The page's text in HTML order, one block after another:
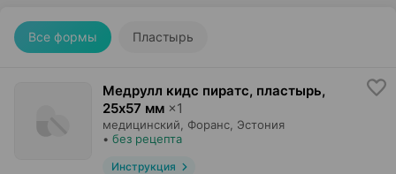
Все формы Пластырь
Медрулл кидс пиратс, пластырь,
25x57 мм ×1
медицинский, Форанс , Эстония
• без рецепта
Инструкция